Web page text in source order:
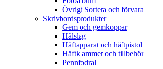
Övrigt Sortera och förvara
Skrivbordsprodukter
Gem och gemkoppar
Hålslag
Häftapparat och häftpistol
Häftklammer och tillbehör
Pennfodral